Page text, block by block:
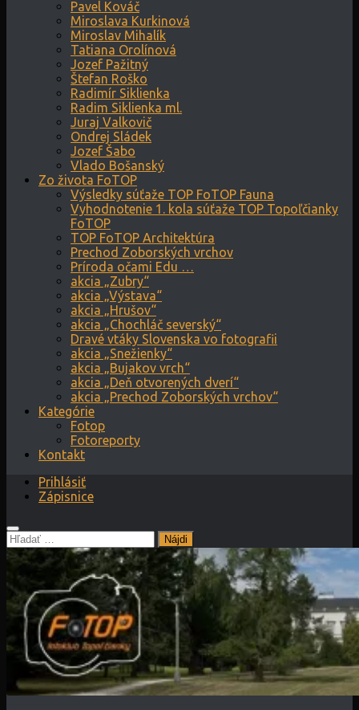
Pavel Kováč
Miroslava Kurkinová
Miroslav Mihalík
Tatiana Orolínová
Jozef Pažitný
Štefan Roško
Radimír Siklienka
Radim Siklienka ml.
Juraj Valkovič
Ondrej Sládek
Jozef Šabo
Vlado Bošanský
Zo života FoTOP
Výsledky súťaže TOP FoTOP Fauna
Vyhodnotenie 1. kola súťaže TOP Topoľčianky
FoTOP
TOP FoTOP Architektúra
Prechod Zoborských vrchov
Príroda očami Edu …
akcia „Zubry“
akcia „Výstava“
akcia „Hrušov“
akcia „Chochláč severský“
Dravé vtáky Slovenska vo fotografii
akcia „Snežienky“
akcia „Bujakov vrch“
akcia „Deň otvorených dverí“
akcia „Prechod Zoborských vrchov“
Kategórie
Fotop
Fotoreporty
Kontakt
Prihlásiť
Zápisnice
Hľadať: